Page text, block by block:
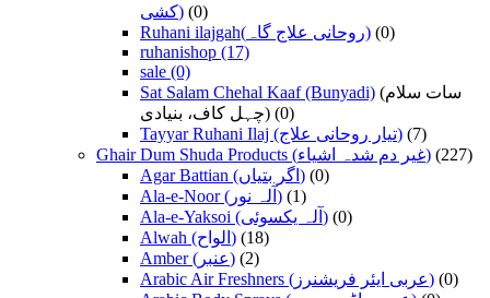
کشی)
(0)
Ruhani ilajgah(روحانی علاج گاہ)
(0)
ruhanishop (17)
sale (0)
Sat Salam Chehal Kaaf (Bunyadi) (سات سلام
چہل کاف، بنیادی)
(0)
Tayyar Ruhani Ilaj (تیار روحانی علاج)
(7)
Ghair Dum Shuda Products (غیر دم شدہ اشیاء)
(227)
Agar Battian (اگر بتیاں)
(0)
Ala-e-Noor (آلہ نور)
(1)
Ala-e-Yaksoi (آلہ یکسوئی)
(0)
Alwah (الواح)
(18)
Amber (عنبر)
(2)
Arabic Air Freshners (عربی ایئر فریشنرز)
(0)